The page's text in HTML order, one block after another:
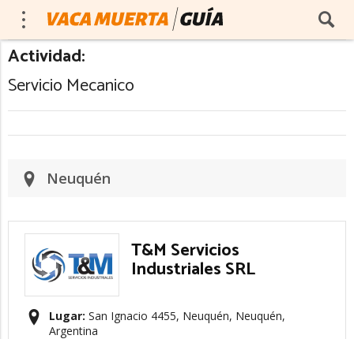
Actividad:
Servicio Mecanico
Neuquén
T&M Servicios
Industriales SRL
Lugar: San Ignacio 4455, Neuquén, Neuquén,
Argentina